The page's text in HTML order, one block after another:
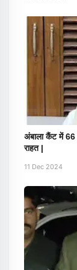
अंबाला कैंट में 66
राहत |
11 Dec 2024